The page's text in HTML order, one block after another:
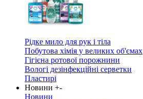
Рідке мило для рук і тіла
Побутова хімія у великих об'ємах
Гігієна ротової порожнини
Вологі дезінфекційні серветки
Пластирі
Новини +-
Новини